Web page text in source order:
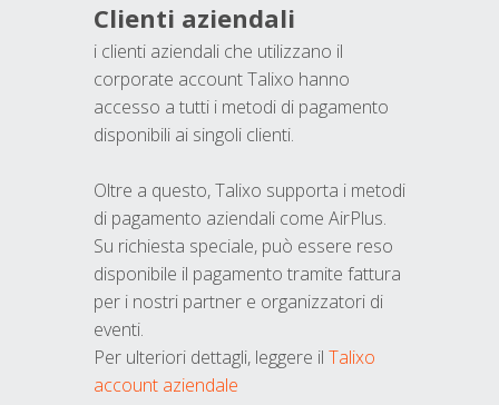
Clienti aziendali
i clienti aziendali che utilizzano il
corporate account Talixo hanno
accesso a tutti i metodi di pagamento
disponibili ai singoli clienti.
Oltre a questo, Talixo supporta i metodi
di pagamento aziendali come AirPlus.
Su richiesta speciale, può essere reso
disponibile il pagamento tramite fattura
per i nostri partner e organizzatori di
eventi.
Per ulteriori dettagli, leggere il Talixo
account aziendale